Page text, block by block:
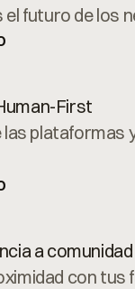
el futuro de los
First
las plataformas
a comunidad
con tus